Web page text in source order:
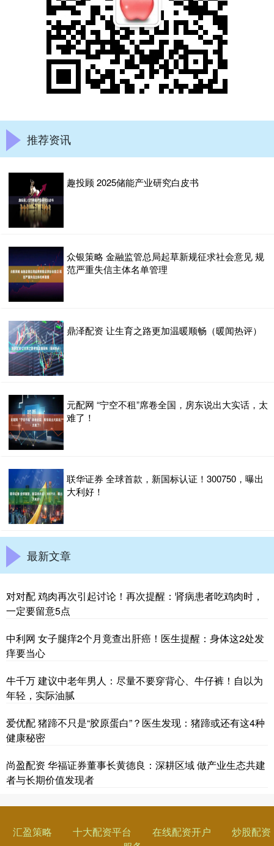
推荐资讯
趣投顾 2025储能产业研究白皮书
众银策略 金融监管总局起草新规征求社会意见 规
范严重失信主体名单管理
鼎泽配资 让生育之路更加温暖顺畅（暖闻热评）
元配网 “宁空不租”席卷全国，房东说出大实话，太
难了！
联华证券 全球首款，新国标认证！300750，曝出
大利好！
最新文章
对对配 鸡肉再次引起讨论！再次提醒：肾病患者吃鸡肉时，
一定要留意5点
中利网 女子腿痒2个月竟查出肝癌！医生提醒：身体这2处发
痒要当心
牛千万 建议中老年男人：尽量不要穿背心、牛仔裤！自以为
年轻，实际油腻
爱优配 猪蹄不只是“胶原蛋白”？医生发现：猪蹄或还有这4种
健康秘密
尚盈配资 华福证券董事长黄德良：深耕区域 做产业生态共建
者与长期价值发现者
汇盈策略 十大配资平台 在线配资开户
炒股配资